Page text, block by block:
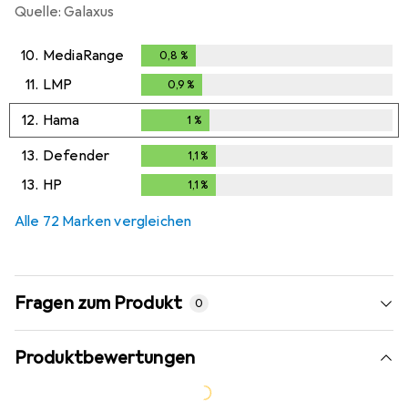
Quelle: Galaxus
10. MediaRange 0,8 %
11. LMP 0,9 %
12. Hama 1 %
13. Defender 1,1 %
13. HP 1,1 %
Alle 72 Marken vergleichen
Fragen zum Produkt 0
Produktbewertungen